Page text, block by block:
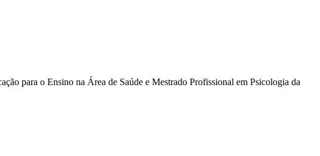
para o Ensino na Área de Saúde e Mestrado Profissional em Psicologia da